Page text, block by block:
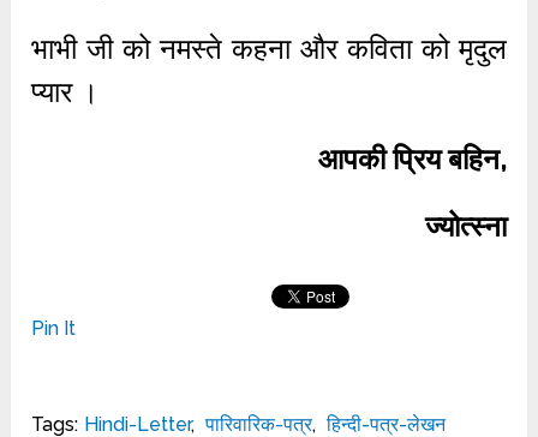
भाभी जी को नमस्ते कहना और कविता को मृदुल
प्यार ।
आपकी प्रिय बहिन,
ज्योत्स्ना
Pin It
Tags: Hindi-Letter, पारिवारिक-पत्र, हिन्दी-पत्र-लेखन